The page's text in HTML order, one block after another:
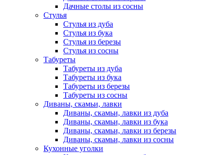
Дачные столы из сосны
Стулья
Стулья из дуба
Стулья из бука
Стулья из березы
Стулья из сосны
Табуреты
Табуреты из дуба
Табуреты из бука
Табуреты из березы
Табуреты из сосны
Диваны, скамьи, лавки
Диваны, скамьи, лавки из дуба
Диваны, скамьи, лавки из бука
Диваны, скамьи, лавки из березы
Диваны, скамьи, лавки из сосны
Кухонные уголки